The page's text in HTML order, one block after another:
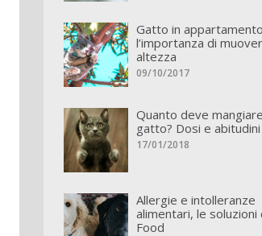
Gatto in
l’importanza di
altezza
09/10/2017
Quanto deve
gatto? Dosi e abitudini
17/01/2018
Allergie e intolleranze
alimentari, le
Food